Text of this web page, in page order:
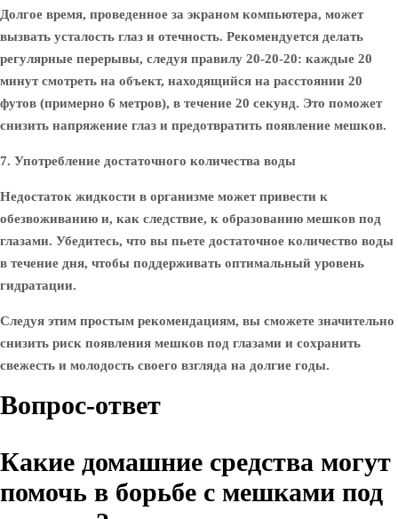
Долгое время, проведенное за экраном компьютера, может
вызвать усталость глаз и отечность. Рекомендуется делать
регулярные перерывы, следуя правилу 20-20-20: каждые 20
минут смотреть на объект, находящийся на расстоянии 20
футов (примерно 6 метров), в течение 20 секунд. Это поможет
снизить напряжение глаз и предотвратить появление мешков.
7. Употребление достаточного количества воды
Недостаток жидкости в организме может привести к
обезвоживанию и, как следствие, к образованию мешков под
глазами. Убедитесь, что вы пьете достаточное количество воды
в течение дня, чтобы поддерживать оптимальный уровень
гидратации.
Следуя этим простым рекомендациям, вы сможете значительно
снизить риск появления мешков под глазами и сохранить
свежесть и молодость своего взгляда на долгие годы.
Вопрос-ответ
Какие домашние средства могут
помочь в борьбе с мешками под